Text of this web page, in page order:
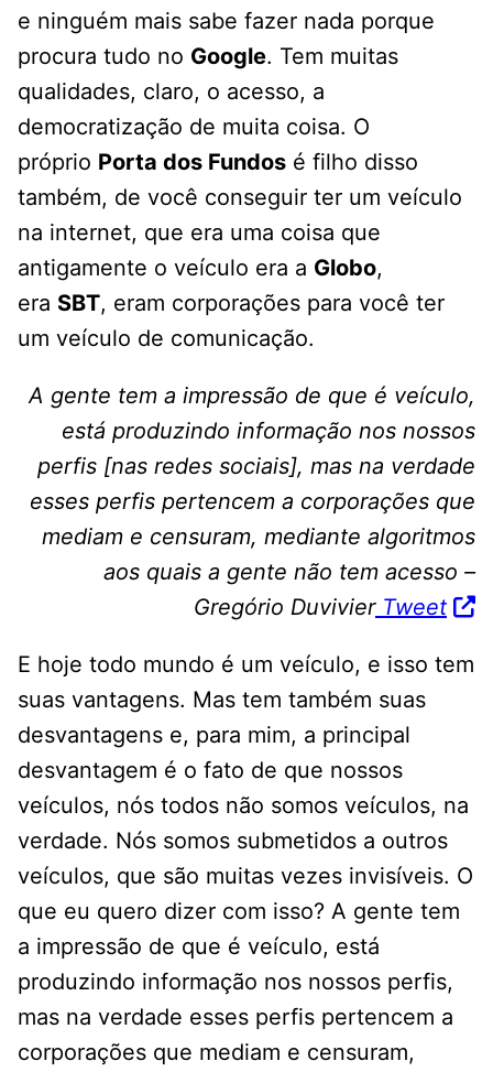
e ninguém mais sabe fazer nada porque
procura tudo no Google. Tem muitas
qualidades, claro, o acesso, a
democratização de muita coisa. O
próprio Porta dos Fundos é filho disso
também, de você conseguir ter um veículo
na internet, que era uma coisa que
antigamente o veículo era a Globo,
era SBT, eram corporações para você ter
um veículo de comunicação.
A gente tem a impressão de que é veículo,
está produzindo informação nos nossos
perfis [nas redes sociais], mas na verdade
esses perfis pertencem a corporações que
mediam e censuram, mediante algoritmos
aos quais a gente não tem acesso –
Gregório DuvivierTweet
E hoje todo mundo é um veículo, e isso tem
suas vantagens. Mas tem também suas
desvantagens e, para mim, a principal
desvantagem é o fato de que nossos
veículos, nós todos não somos veículos, na
verdade. Nós somos submetidos a outros
veículos, que são muitas vezes invisíveis. O
que eu quero dizer com isso? A gente tem
a impressão de que é veículo, está
produzindo informação nos nossos perfis,
mas na verdade esses perfis pertencem a
corporações que mediam e censuram,